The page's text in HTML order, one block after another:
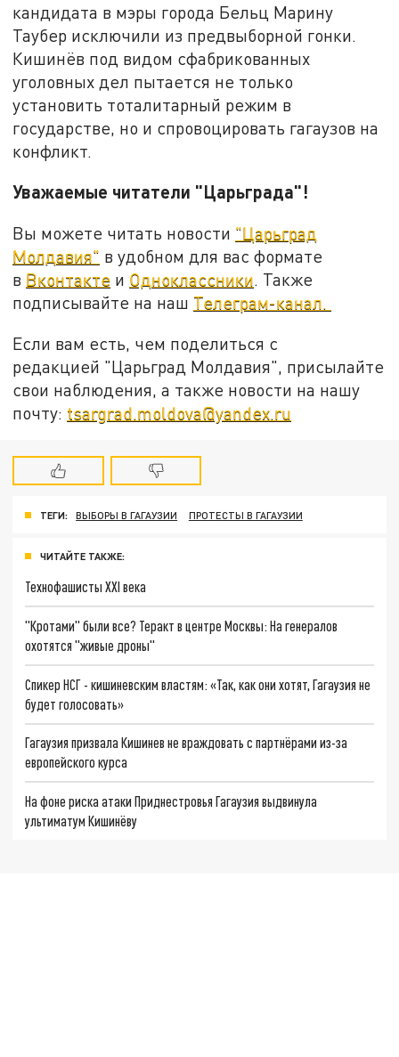
кандидата в мэры города Бельц Марину
Таубер исключили из предвыборной гонки.
Кишинёв под видом сфабрикованных
уголовных дел пытается не только
установить тоталитарный режим в
государстве, но и спровоцировать гагаузов на
конфликт.
Уважаемые читатели "Царьграда"!
Вы можете читать новости "Царьград
Молдавия" в удобном для вас формате
в Вконтакте и Одноклассники. Также
подписывайте на наш Телеграм-канал.
Если вам есть, чем поделиться с
редакцией "Царьград Молдавия", присылайте
свои наблюдения, а также новости на нашу
почту: tsargrad.moldova@yandex.ru
ТЕГИ: ВЫБОРЫ В ГАГАУЗИИ ПРОТЕСТЫ В ГАГАУЗИИ
ЧИТАЙТЕ ТАКЖЕ:
Технофашисты XXI века
"Кротами" были все? Теракт в центре Москвы: На генералов
охотятся "живые дроны"
Спикер НСГ - кишиневским властям: «Так, как они хотят, Гагаузия не
будет голосовать»
Гагаузия призвала Кишинев не враждовать с партнёрами из-за
европейского курса
На фоне риска атаки Приднестровья Гагаузия выдвинула
ультиматум Кишинёву